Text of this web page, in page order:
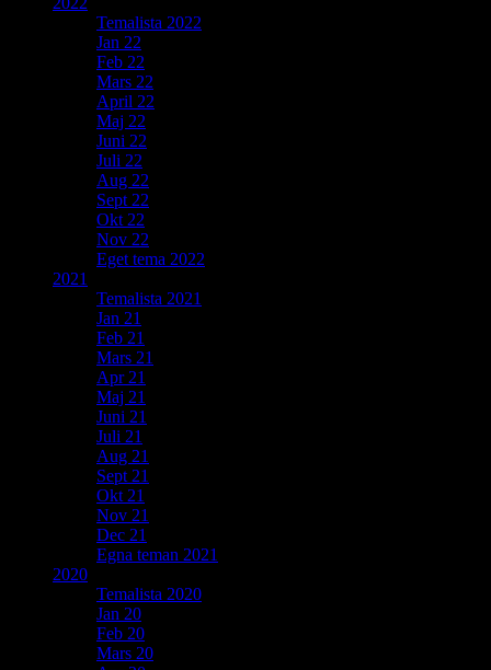
Temalista 2022
Jan 22
Feb 22
Mars 22
April 22
Maj 22
Juni 22
Juli 22
Aug 22
Sept 22
Okt 22
Nov 22
Eget tema 2022
2021
Temalista 2021
Jan 21
Feb 21
Mars 21
Apr 21
Maj 21
Juni 21
Juli 21
Aug 21
Sept 21
Okt 21
Nov 21
Dec 21
Egna teman 2021
2020
Temalista 2020
Jan 20
Feb 20
Mars 20